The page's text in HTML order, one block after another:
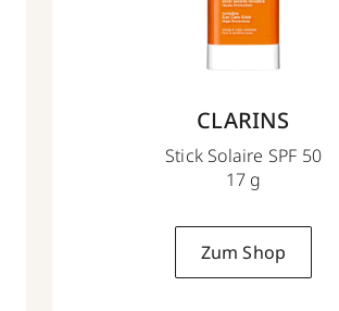
CLARINS
Stick Solaire SPF 50
17 g
Zum Shop